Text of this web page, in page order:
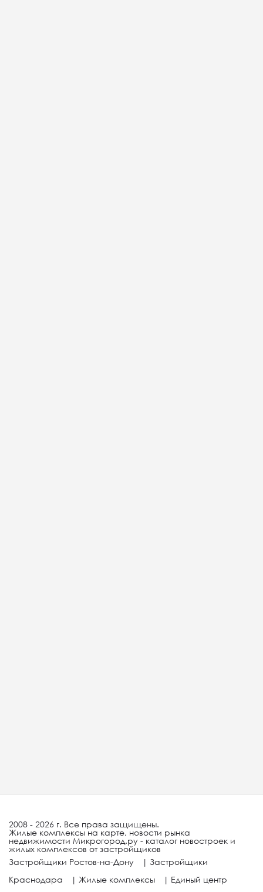
2008 - 2026 г. Все права защищены.
Жилые комплексы на карте, новости рынка
недвижимости Микрогород.ру - каталог новостроек и
жилых комплексов от застройщиков
Застройщики Ростов-на-Дону
| Застройщики
Краснодара
| Жилые комплексы | Единый центр